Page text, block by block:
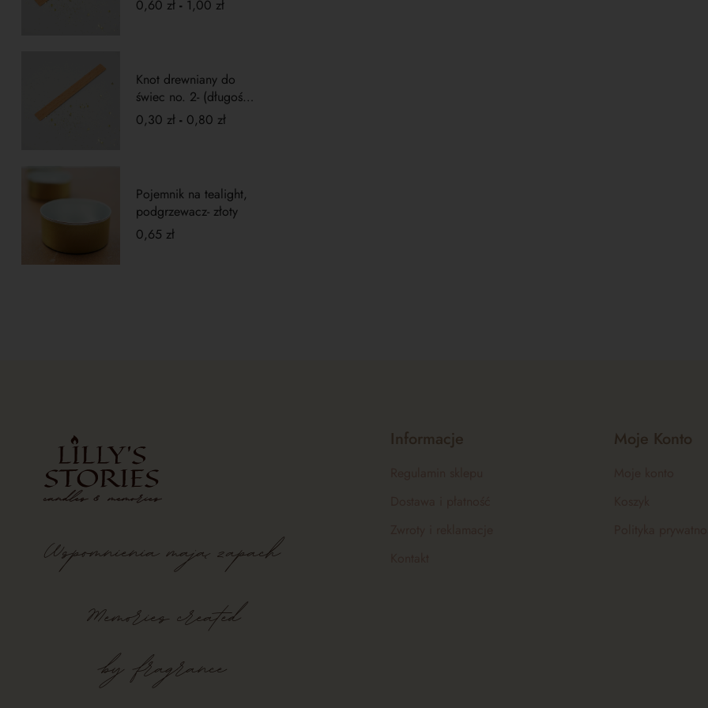
0,60 zł - 1,00 zł
Knot drewniany do
świec no. 2- (długość
5cm)
0,30 zł - 0,80 zł
Pojemnik na tealight,
podgrzewacz- złoty
0,65 zł
Wspomnieniamajązapach
Memories created
by fragrance
Informacje Moje Konto